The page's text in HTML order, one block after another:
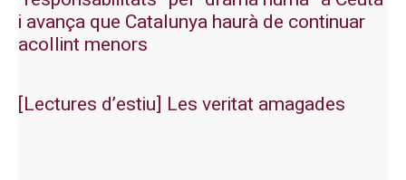
i avança que Catalunya haurà de continuar
acollint menors
[Lectures d’estiu] Les veritat amagades